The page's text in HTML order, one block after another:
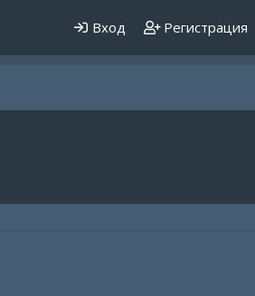
Вход Регистрация